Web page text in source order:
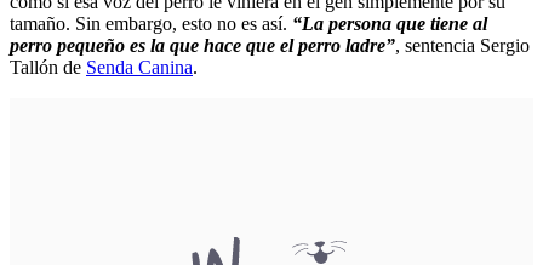
tamaño. Sin embargo, esto no es así. “La persona que tiene al
perro pequeño es la que hace que el perro ladre”, sentencia Sergio
Tallón de Senda Canina.